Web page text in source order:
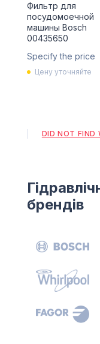
Фильтр для
посудомоечной
машины Bosch
00435650
Specify the price
Цену уточняйте
DID NOT FIND
брендів